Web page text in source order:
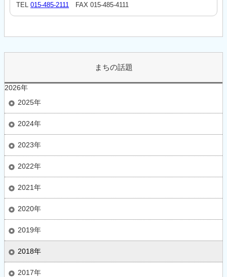
TEL 015-485-2111 FAX 015-485-4111
まちの話題
2026年
2025年
2024年
2023年
2022年
2021年
2020年
2019年
2018年
2017年